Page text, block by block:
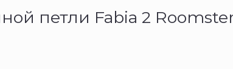
петли Fabia 2